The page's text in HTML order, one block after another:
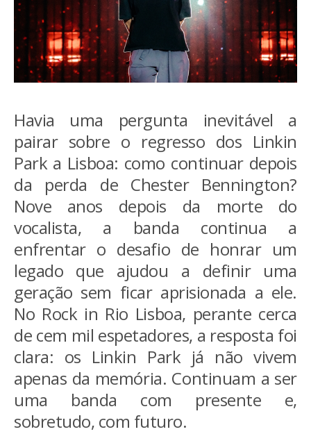
Havia uma pergunta inevitável a
pairar sobre o regresso dos Linkin
Park a Lisboa: como continuar depois
da perda de Chester Bennington?
Nove anos depois da morte do
vocalista, a banda continua a
enfrentar o desafio de honrar um
legado que ajudou a definir uma
geração sem ficar aprisionada a ele.
No Rock in Rio Lisboa, perante cerca
de cem mil espetadores, a resposta foi
clara: os Linkin Park já não vivem
apenas da memória. Continuam a ser
uma banda com presente e,
sobretudo, com futuro.